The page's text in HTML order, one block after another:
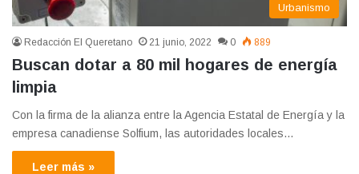
Urbanismo
Redacción El Queretano 21 junio, 2022 0 889
Buscan dotar a 80 mil hogares de energía
limpia
Con la firma de la alianza entre la Agencia Estatal de Energía y la
empresa canadiense Solfium, las autoridades locales…
Leer más »